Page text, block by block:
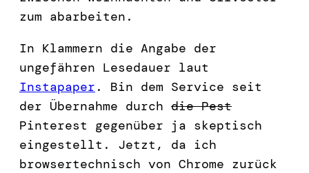
zum abarbeiten.
In Klammern die Angabe der
ungefähren Lesedauer laut
Instapaper . Bin dem Service seit
der Übernahme durch die Pest
Pinterest gegenüber ja skeptisch
eingestellt. Jetzt, da ich
browsertechnisch von Chrome zurück